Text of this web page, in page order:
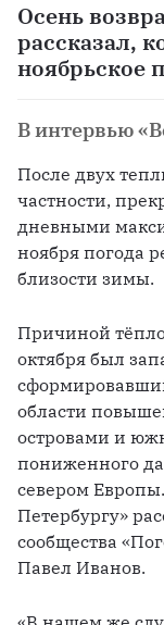
Осень
рассказал,
ноябрьское
В интервью
После двух
частности,
дневными
ноября погода
близости зимы.
Причиной
октября был
области
островами и
пониженного
севером
Петербургу»
сообщества
Павел Иванов.